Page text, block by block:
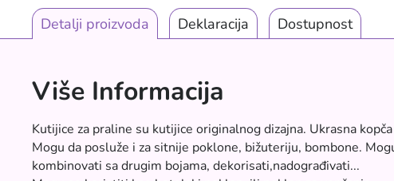
Detalji proizvoda Deklaracija Dostupnost
Više Informacija
Kutijice za praline su kutijice originalnog dizajna. Ukrasna
Mogu da posluže i za sitnije poklone, bižuteriju, bombone.
kombinovati sa drugim bojama, dekorisati,nadograđivati...